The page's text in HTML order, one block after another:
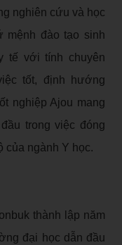
nghiên cứu và học
mệnh đào tạo sinh
tế với tính chuyên
tốt, định hướng
nghiệp Ajou mang
trong việc đóng
của ngành Y học.
thành lập năm
đại học dẫn đầu